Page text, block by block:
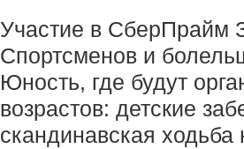
Участие в СберПрайм
Спортсменов и
Юность, где будут
возрастов: детские
скандинавская